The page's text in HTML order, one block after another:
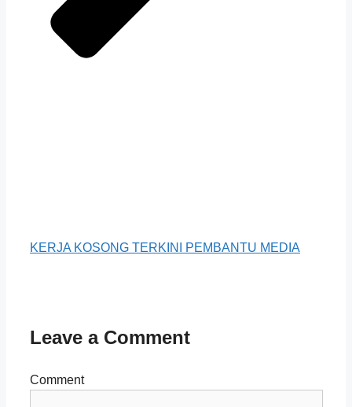
KERJA KOSONG TERKINI PEMBANTU MEDIA
Leave a Comment
Comment